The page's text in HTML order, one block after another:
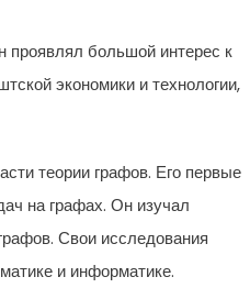
проявлял большой интерес к
экономики и технологии,
теории графов. Его первые
на графах. Он изучал
Свои исследования
и информатике.